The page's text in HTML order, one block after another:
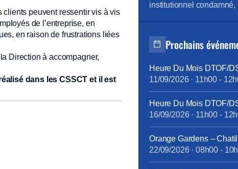
clients peuvent ressentir vis à vis
de l’entreprise, en
en raison de frustrations liées
Direction à accompagner,
dans les CSSCT et il est
institutionnel
abonner gratuitement :
lire les articles au fil de
Prochains
Heure Du Mois DTOF/
11/09/2026· 11h00 -
Heure Du Mois DTOF/
16/09/2026· 11h00 -
Orange Gardens –
22/09/2026· 08h00 -